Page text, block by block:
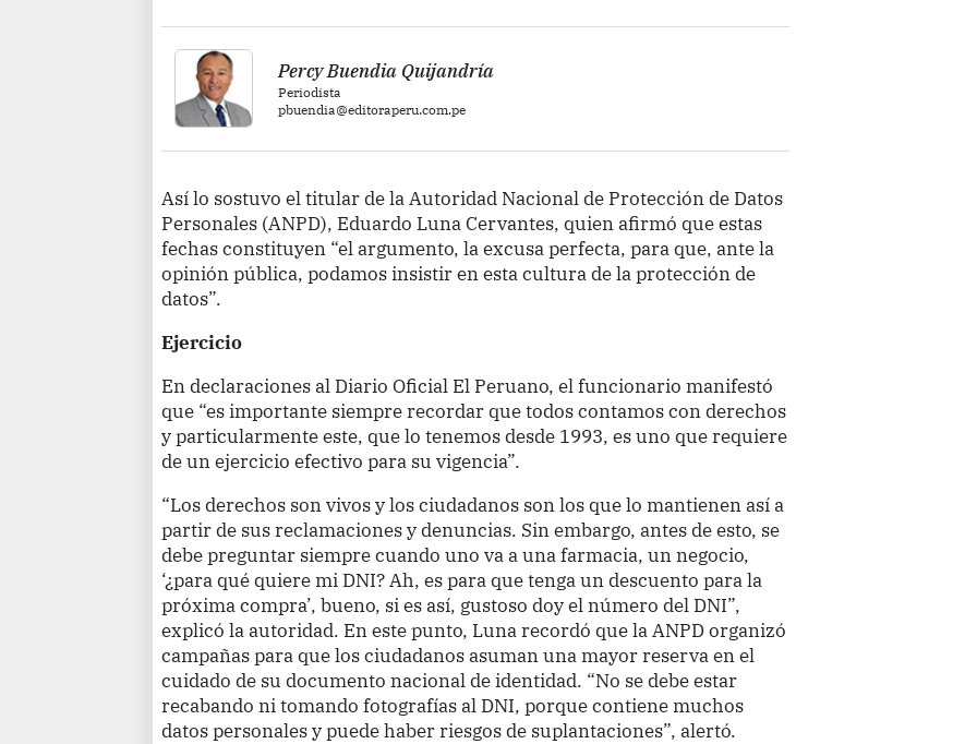
Percy Buendia Quijandría
Periodista
pbuendia@editoraperu.com.pe
Así lo sostuvo el titular de la Autoridad Nacional de Protección de Datos
Personales (ANPD), Eduardo Luna Cervantes, quien afirmó que estas
fechas constituyen “el argumento, la excusa perfecta, para que, ante la
opinión pública, podamos insistir en esta cultura de la protección de
datos”.
Ejercicio
En declaraciones al Diario Oficial El Peruano, el funcionario manifestó
que “es importante siempre recordar que todos contamos con derechos
y particularmente este, que lo tenemos desde 1993, es uno que requiere
de un ejercicio efectivo para su vigencia”.
“Los derechos son vivos y los ciudadanos son los que lo mantienen así a
partir de sus reclamaciones y denuncias. Sin embargo, antes de esto, se
debe preguntar siempre cuando uno va a una farmacia, un negocio,
‘¿para qué quiere mi DNI? Ah, es para que tenga un descuento para la
próxima compra’, bueno, si es así, gustoso doy el número del DNI”,
explicó la autoridad. En este punto, Luna recordó que la ANPD organizó
campañas para que los ciudadanos asuman una mayor reserva en el
cuidado de su documento nacional de identidad. “No se debe estar
recabando ni tomando fotografías al DNI, porque contiene muchos
datos personales y puede haber riesgos de suplantaciones”, alertó.